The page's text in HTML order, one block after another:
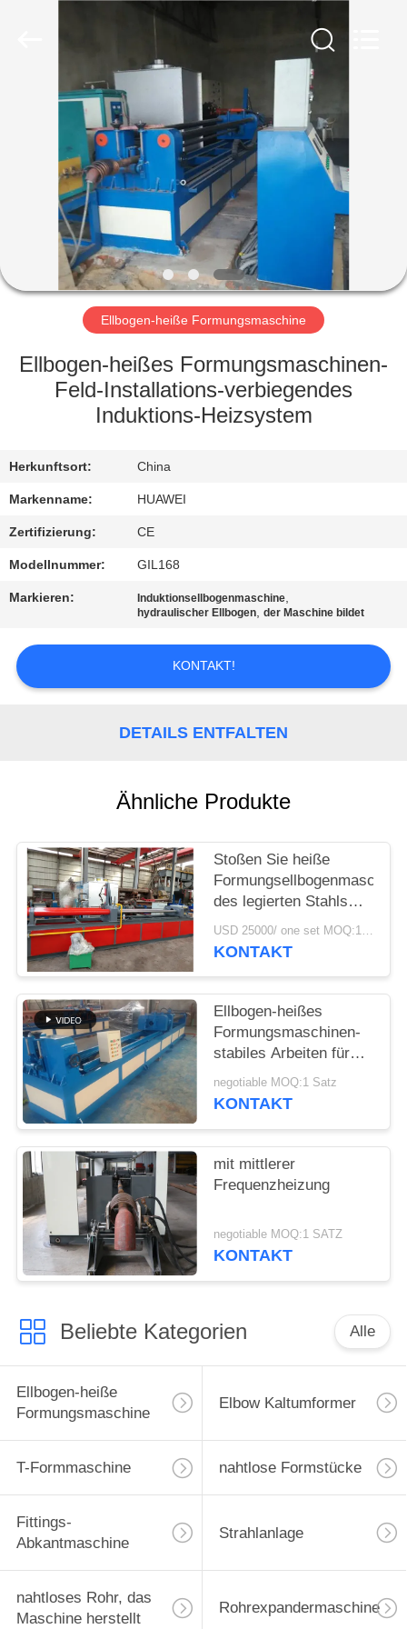
HAUS
PRODUKTE
SHOW
ÜBER
FABRIK-
AUSFLUG
QUALITÄTSKONTROLLE
TRETEN
SIE
MIT
IN
VERBINDUNG
NACHRICHTEN
FORDERN
EIN
ZITAT
SITEMAP
PRIVACY
POLICY
Ellbogen-heiße Formungsmaschine
Ellbogen-heißes Formungsmaschinen-
Feld-Installations-verbiegendes
Induktions-Heizsystem
Herkunftsort: China
Markenname: HUAWEI
Zertifizierung: CE
Modellnummer: GIL168
Markieren: Induktionsellbogenmaschine,
hydraulischer Ellbogen,der Maschine bildet
KONTAKT!
DETAILS ENTFALTEN
Ähnliche Produkte
Stoßen Sie heiße
Formungsellbogenmaschine
des legierten Stahls
des Kohlenstoffstahls
der maschinen-
USD 25000/ one set MOQ:1 Satz
KONTAKT
Ellbogen-heißes
Formungsmaschinen-
stabiles Arbeiten für
langen Radius u.
kurzen Radius-
negotiable MOQ:1 Satz
KONTAKT
mit mittlerer
Frequenzheizung
negotiable MOQ:1 SATZ
KONTAKT
Beliebte Kategorien Alle
Ellbogen-heiße
Formungsmaschine
Elbow Kaltumformer
T-Formmaschine nahtlose Formstücke
Fittings-
Abkantmaschine
Strahlanlage
nahtloses Rohr, das
Maschine herstellt
Rohrexpandermaschine